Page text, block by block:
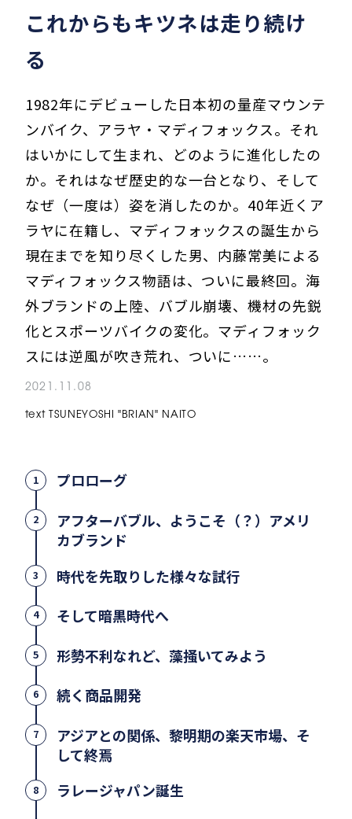
これからもキツネは走り続け
る
1982年にデビューした日本初の量産マウンテ
ンバイク、アラヤ・マディフォックス。それ
はいかにして生まれ、どのように進化したの
か。それはなぜ歴史的な一台となり、そして
なぜ（一度は）姿を消したのか。40年近くア
ラヤに在籍し、マディフォックスの誕生から
現在までを知り尽くした男、内藤常美による
マディフォックス物語は、ついに最終回。海
外ブランドの上陸、バブル崩壊、機材の先鋭
化とスポーツバイクの変化。マディフォック
スには逆風が吹き荒れ、ついに……。
2021.11.08
text TSUNEYOSHI "BRIAN" NAITO
1 プロローグ
2
アフターバブル、ようこそ（？）アメリ
カブランド
3 時代を先取りした様々な試行
4 そして暗黒時代へ
5 形勢不利なれど、藻掻いてみよう
6 続く商品開発
7
アジアとの関係、黎明期の楽天市場、そ
して終焉
8 ラレージャパン誕生